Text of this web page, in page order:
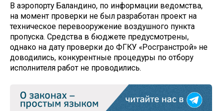
В аэропорту Баландино, по информации ведомства,
на момент проверки не был разработан проект на
техническое перевооружение воздушного пункта
пропуска. Средства в бюджете предусмотрены,
однако на дату проверки до ФГКУ «Росгранстрой» не
доводились, конкурентные процедуры по отбору
исполнителя работ не проводились.